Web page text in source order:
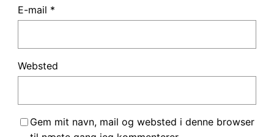
E-mail *
Websted
Gem mit navn, mail og websted i denne browser